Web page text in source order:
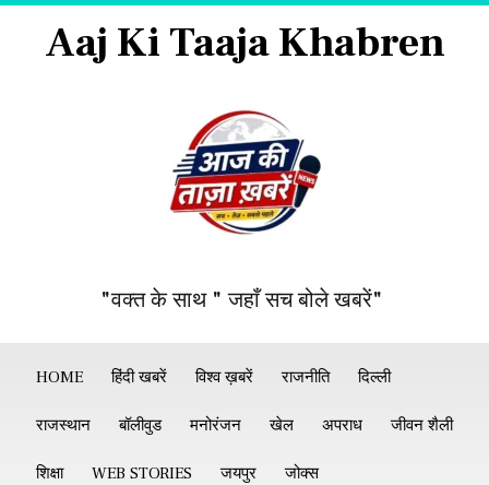
Aaj Ki Taaja Khabren
"वक्त के साथ " जहाँ सच बोले खबरें"
HOME हिंदी खबरें विश्व ख़बरें राजनीति दिल्ली
राजस्थान बॉलीवुड मनोरंजन खेल अपराध जीवन शैली
शिक्षा WEB STORIES जयपुर जोक्स